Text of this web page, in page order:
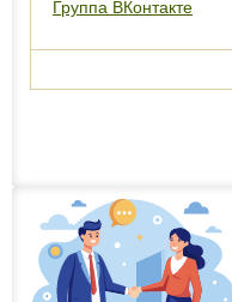
Группа ВКонтакте